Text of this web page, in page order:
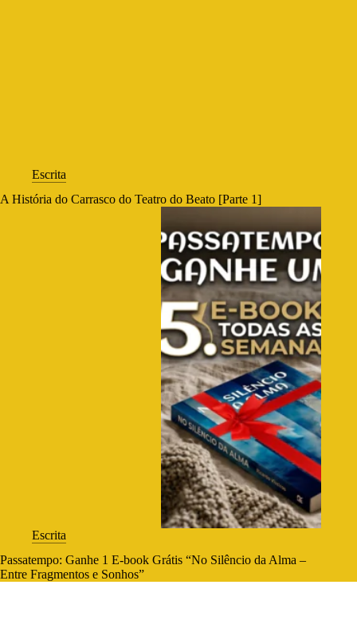
Escrita
A História do Carrasco do Teatro do Beato [Parte 1]
Escrita
Passatempo: Ganhe 1 E-book Grátis “No Silêncio da Alma –
Entre Fragmentos e Sonhos”